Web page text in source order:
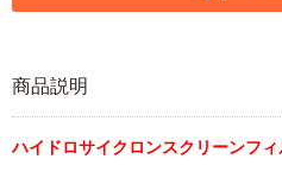
商品説明
ハイドロサイクロンスクリーンフ